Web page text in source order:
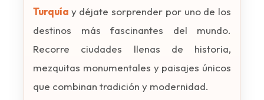
Turquía y déjate sorprender por uno de los
destinos más fascinantes del mundo.
Recorre ciudades llenas de historia,
mezquitas monumentales y paisajes únicos
que combinan tradición y modernidad.